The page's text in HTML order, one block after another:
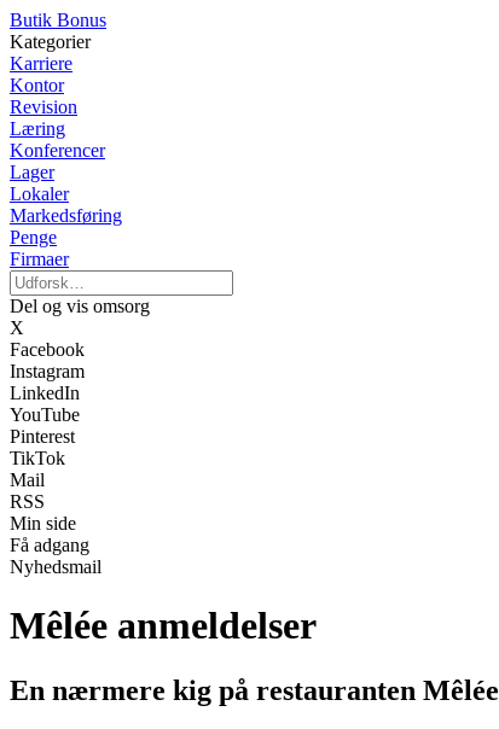
Butik Bonus
Kategorier
Karriere
Kontor
Revision
Læring
Konferencer
Lager
Lokaler
Markedsføring
Penge
Firmaer
Del og vis omsorg
X
Facebook
Instagram
LinkedIn
YouTube
Pinterest
TikTok
Mail
RSS
Min side
Få adgang
Nyhedsmail
Mêlée anmeldelser
En nærmere kig på restauranten Mêlée